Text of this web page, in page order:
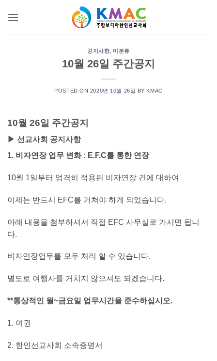
공지사항, 미분류
10월 26일 주간공지
POSTED ON 2020년 10월 26일 BY KMAC
10월 26일 주간공지
▶ 선교사회 공지사항
1. 비자연장 업무 변화 : E.F.C를 통한 연장
10월 1일부터 엄격히 적용된 비자연장 건에 대하여
이제는 반드시 EFC를 거쳐야 하게 되었습니다.
아래 내용을 첨부하셔서 직접 EFC 사무실로 가시면 됩니
다.
비자연장업무를 모두 처리 할 수 있습니다.
별도로 여행사를 거치지 않으셔도 되겠습니다.
**통상적인 월~금요일 업무시간을 준수하십시오.
1. 여권
2. 한인선교사회 소속증명서